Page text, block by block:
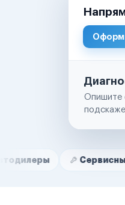
Опишите
НамСервисные центры
Маркетплейсы